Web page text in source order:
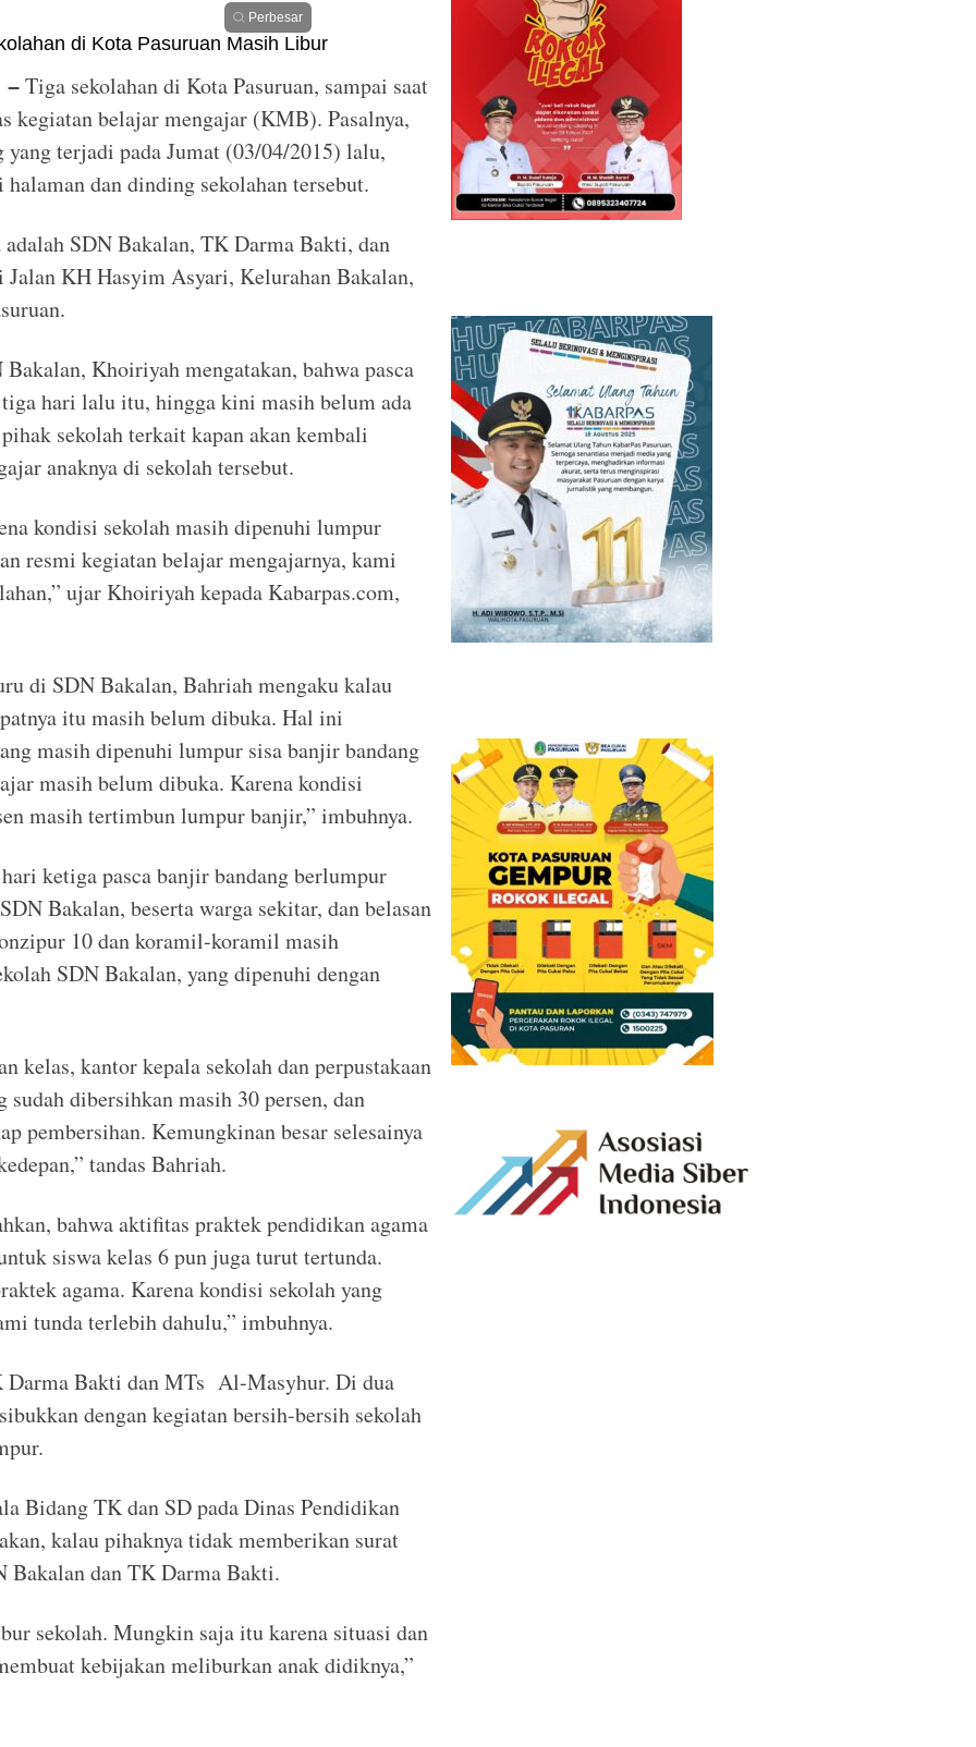
Perbesar
– Tiga sekolahan di Kota Pasuruan, sampai saat
belajar mengajar (KMB). Pasalnya,
terjadi pada Jumat (03/04/2015) lalu,
dan dinding sekolahan tersebut.
SDN Bakalan, TK Darma Bakti, dan
KH Hasyim Asyari, Kelurahan Bakalan,
Khoiriyah mengatakan, bahwa pasca
hari lalu itu, hingga kini masih belum ada
sekolah terkait kapan akan kembali
anaknya di sekolah tersebut.
kondisi sekolah masih dipenuhi lumpur
resmi kegiatan belajar mengajarnya, kami
ujar Khoiriyah kepada Kabarpas.com,
di SDN Bakalan, Bahriah mengaku kalau
itu masih belum dibuka. Hal ini
masih dipenuhi lumpur sisa banjir bandang
masih belum dibuka. Karena kondisi
masih tertimbun lumpur banjir,” imbuhnya.
ketiga pasca banjir bandang berlumpur
Bakalan, beserta warga sekitar, dan belasan
10 dan koramil-koramil masih
SDN Bakalan, yang dipenuhi dengan
kelas, kantor kepala sekolah dan perpustakaan
dibersihkan masih 30 persen, dan
pembersihan. Kemungkinan besar selesainya
tandas Bahriah.
bahwa aktifitas praktek pendidikan agama
siswa kelas 6 pun juga turut tertunda.
agama. Karena kondisi sekolah yang
tunda terlebih dahulu,” imbuhnya.
Bakti dan MTs Al-Masyhur. Di dua
dengan kegiatan bersih-bersih sekolah
Bidang TK dan SD pada Dinas Pendidikan
kalau pihaknya tidak memberikan surat
Bakalan dan TK Darma Bakti.
sekolah. Mungkin saja itu karena situasi dan
kebijakan meliburkan anak didiknya,”